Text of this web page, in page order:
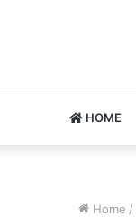
HOME
Home /